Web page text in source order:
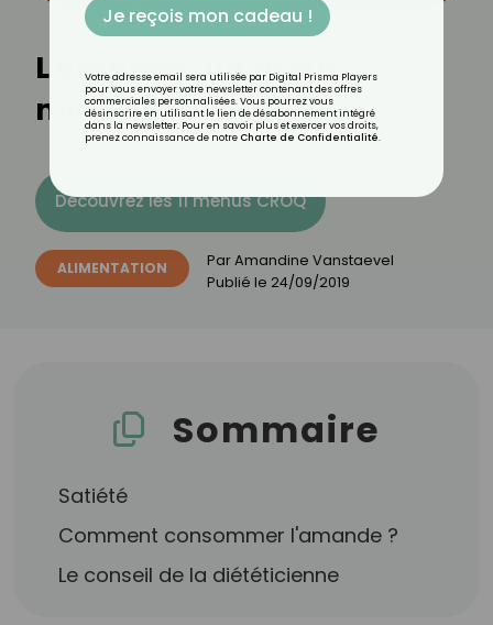
L'amande, un atout
minceur
Découvrez les 11 menus CROQ
ALIMENTATION ParAmandine Vanstaevel
Publié le 24/09/2019
Sommaire
Satiété
Comment consommer l'amande ?
Le conseil de la diététicienne
Je reçois mon cadeau !
Votre adresse email sera utilisée par Digital Prisma Players
pour vous envoyer votre newsletter contenant des offres
commerciales personnalisées. Vous pourrez vous
désinscrire en utilisant le lien de désabonnement intégré
dans la newsletter. Pour en savoir plus et exercer vos droits,
prenez connaissance de notre Charte de Confidentialité.